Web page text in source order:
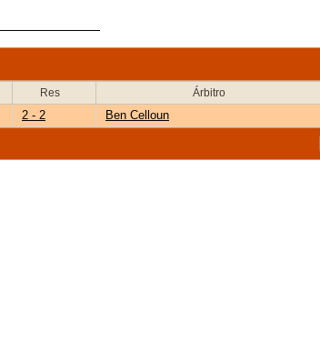
Res Árbitro
2 - 2 Ben Celloun